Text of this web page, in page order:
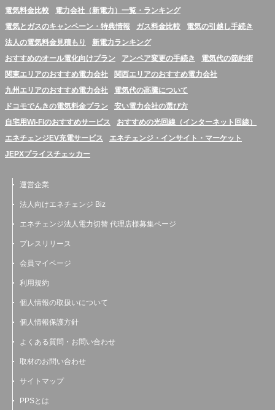
電気料金比較
電力会社（新電力）一覧・ランキング
電気とガスのキャンペーン・特典情報
ガス料金比較
電気の引越し手続き
法人の電気料金見積もり
新電力ランキング
おすすめのオール電化向けプラン
アンペア変更の手続き
電気代の節約術
関東エリアのおすすめ電力会社
関西エリアのおすすめ電力会社
九州エリアのおすすめ電力会社
電気代の高騰について
ドコモでんきの電気料金プラン
安い電力会社の選び方
自宅用Wi-Fiのおすすめサービス
おすすめの光回線（インターネット回線）
エネチェンジEV充電サービス
エネチェンジ・インサイト・マーケット
JEPXプライスチェッカー
運営企業
法人向けエネチェンジ Biz
エネチェンジ法人電力切替 代理店様募集ページ
プレスリリース
会員マイページ
利用規約
個人情報の取扱いについて
個人情報保護方針
よくある質問・お問い合わせ
取材のお問い合わせ
サイトマップ
PPSとは